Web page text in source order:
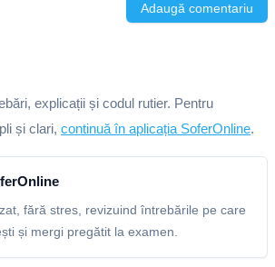
Adaugă comentariu
explicații și codul rutier. Pentru
și clari, continuă în aplicația SoferOnline.
fără stres, revizuind întrebările pe care
și mergi pregătit la examen.